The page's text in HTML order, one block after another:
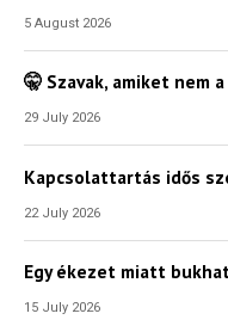
5 August 2026
🤫 Szavak, amiket
29 July 2026
Kapcsolattartás idős
22 July 2026
Egy ékezet miatt
15 July 2026